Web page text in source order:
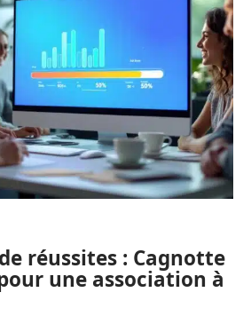
réussites : Cagnotte
une association à